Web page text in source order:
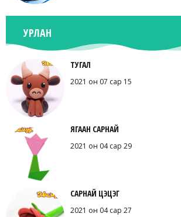
УРЛАН
ТУГАЛ
2021 он 07 сар 15
ЯГААН САРНАЙ
2021 он 04 сар 29
САРНАЙ ЦЭЦЭГ
2021 он 04 сар 27